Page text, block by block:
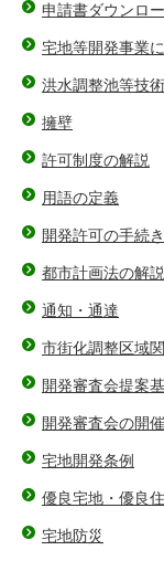
申請書ダウンロ
宅地等開発事業
洪水調整池等技
擁壁
許可制度の解説
用語の定義
開発許可の手続き
都市計画法の解説
通知・通達
市街化調整区域
開発審査会提案
開発審査会の開
宅地開発条例
優良宅地・優良
宅地防災